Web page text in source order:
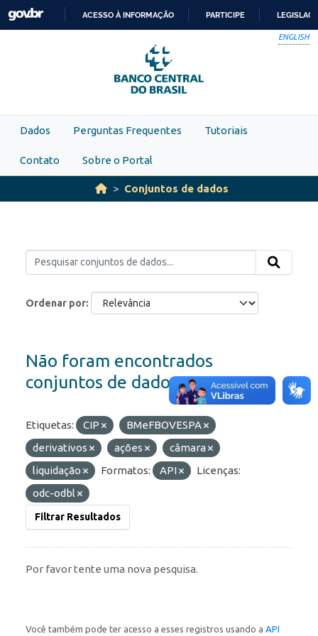
Skip to main content
PARA
O
CONTEÚDO
ACESSO À INFORMAÇÃO PARTICIPE
ENGLISH
Dados Perguntas Frequentes Tutoriais
Contato Sobre o Portal
Conjuntos de dados
Ordenar por
Não foram encontrados
conjuntos de dados
Etiquetas: CIP
BMeFBOVESPA
derivativos
ações
câmara
liquidação
Formatos: API
Licenças:
odc-odbl
Filtrar Resultados
Por favor tente uma nova pesquisa.
Você também pode ter acesso a esses registros usando a API